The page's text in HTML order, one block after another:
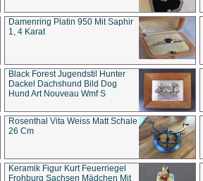
Damenring Platin 950 Mit Saphir
1, 4 Karat
Black Forest Jugendstil Hunter
Dackel Dachshund Bild Dog
Hund Art Nouveau Wmf S
Rosenthal Vita Weiss Matt Schale
26 Cm
Keramik Figur Kurt Feuerriegel
Frohburg Sachsen Mädchen Mit